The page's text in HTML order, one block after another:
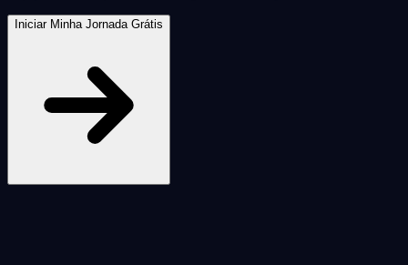
Iniciar Minha Jornada Grátis